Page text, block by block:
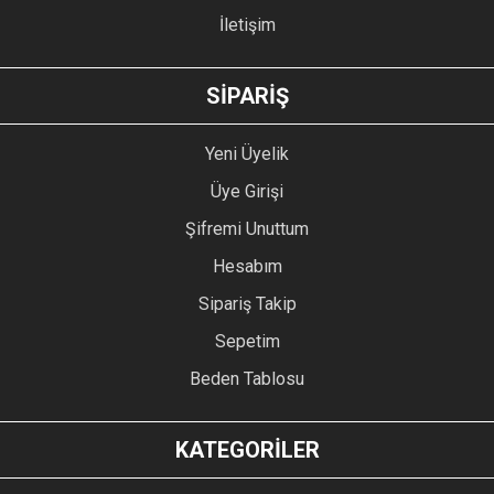
GÖNDER
İletişim
SİPARİŞ
Yeni Üyelik
Üye Girişi
Şifremi Unuttum
Hesabım
Sipariş Takip
Sepetim
Beden Tablosu
KATEGORİLER